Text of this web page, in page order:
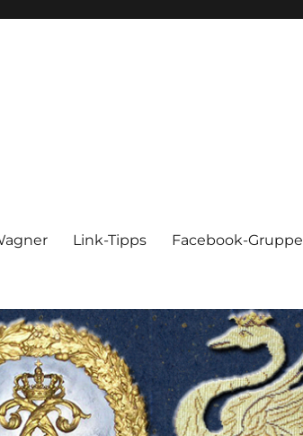
Link-Tipps Facebook-Gruppe